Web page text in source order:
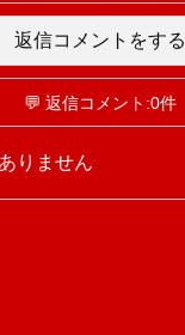
返信コメントをする
💬 返信コメント:0件
りません